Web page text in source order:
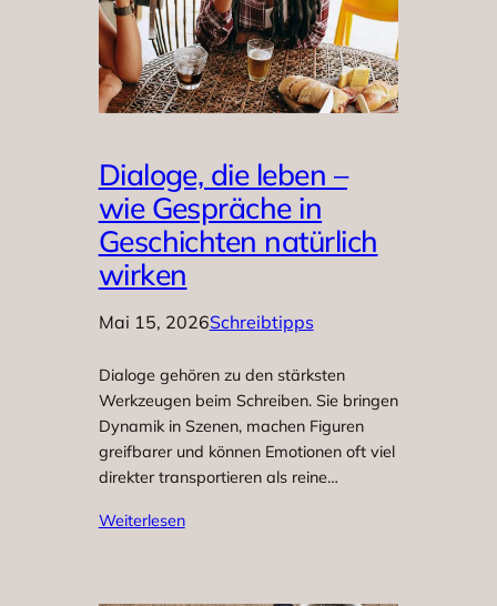
Dialoge, die leben –
wie Gespräche in
Geschichten natürlich
wirken
Mai 15, 2026Schreibtipps
Dialoge gehören zu den stärksten
Werkzeugen beim Schreiben. Sie bringen
Dynamik in Szenen, machen Figuren
greifbarer und können Emotionen oft viel
direkter transportieren als reine…
Weiterlesen